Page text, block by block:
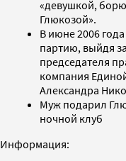
«девушкой,
Глюкозой».
В июне 2006
партию, выйдя
председателя
компания
Александра
Муж подарил
ночной клуб
Информация: